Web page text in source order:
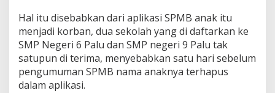
h
k
a
n
,
N
Hal itu disebabkan dari aplikasi SPMB anak itu
menjadi korban, dua sekolah yang di daftarkan ke
SMP Negeri 6 Palu dan SMP negeri 9 Palu tak
satupun di terima, menyebabkan satu hari sebelum
pengumuman SPMB nama anaknya terhapus
dalam aplikasi.